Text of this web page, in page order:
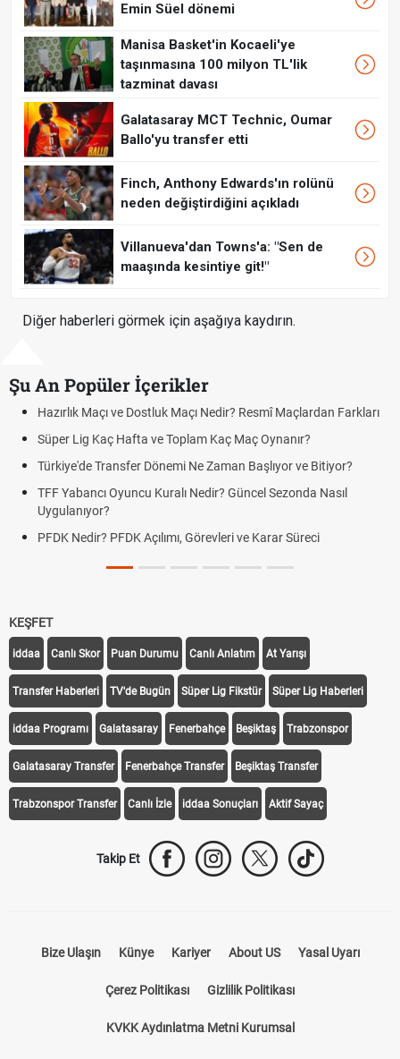
Emin Süel dönemi
Manisa Basket'in Kocaeli'ye
taşınmasına 100 milyon TL'lik
tazminat davası
Galatasaray MCT Technic, Oumar
Ballo'yu transfer etti
Finch, Anthony Edwards'ın rolünü
neden değiştirdiğini açıkladı
Villanueva'dan Towns'a: "Sen de
maaşında kesintiye git!"
Diğer haberleri görmek için aşağıya kaydırın.
Şu An Popüler İçerikler
Maçı ve Dostluk Maçı Nedir? Resmî Maçlardan Farkları
Kaç Hafta ve Toplam Kaç Maç Oynanır?
Transfer Dönemi Ne Zaman Başlıyor ve Bitiyor?
Oyuncu Kuralı Nedir? Güncel Sezonda Nasıl
PFDK Açılımı, Görevleri ve Karar Süreci
Puan
Futbol
KEŞFET
iddaa Canlı Skor Puan Durumu Canlı Anlatım At Yarışı
Transfer Haberleri TV'de Bugün Süper Lig Fikstür Süper Lig Haberleri
iddaa Programı Galatasaray Fenerbahçe Beşiktaş Trabzonspor
Galatasaray Transfer Fenerbahçe Transfer Beşiktaş Transfer
Trabzonspor Transfer Canlı İzle iddaa Sonuçları Aktif Sayaç